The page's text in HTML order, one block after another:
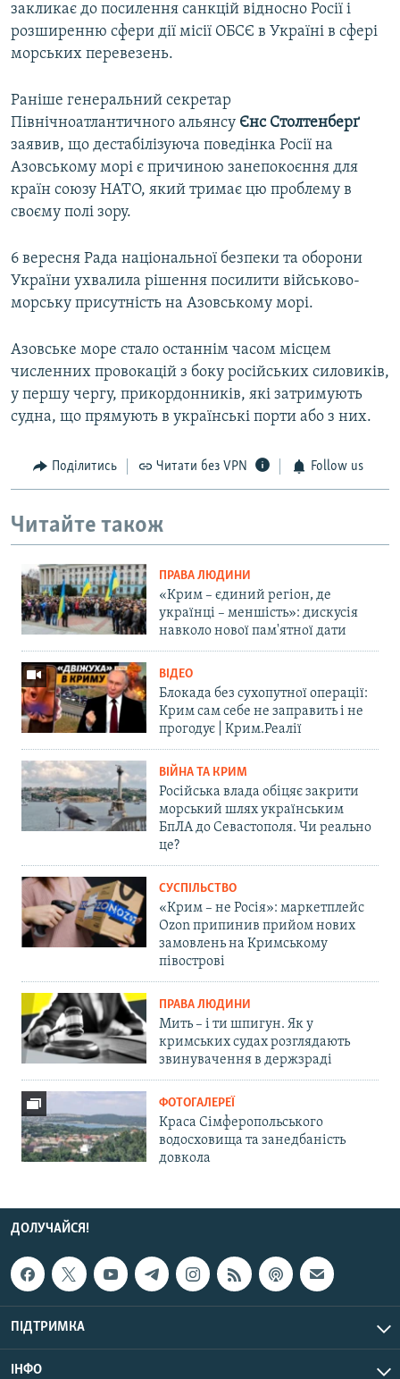
закликає до посилення санкцій відносно Росії і
розширенню сфери дії місії ОБСЄ в Україні в сфері
морських перевезень.
Раніше генеральний секретар
Північноатлантичного альянсу Єнс Столтенберґ
заявив, що дестабілізуюча поведінка Росії на
Азовському морі є причиною занепокоєння для
країн союзу НАТО, який тримає цю проблему в
своєму полі зору.
6 вересня Рада національної безпеки та оборони
України ухвалила рішення посилити військово-
морську присутність на Азовському морі.
Азовське море стало останнім часом місцем
численних провокацій з боку російських силовиків,
у першу чергу, прикордонників, які затримують
судна, що прямують в українські порти або з них.
Поділитись Читати без VPN Follow us
Читайте також
ПРАВА ЛЮДИНИ
«Крим – єдиний регіон, де
українці – меншість»: дискусія
навколо нової пам'ятної дати
ВІДЕО
Блокада без сухопутної операції:
Крим сам себе не заправить і не
прогодує | Крим.Реалії
ВІЙНА ТА КРИМ
Російська влада обіцяє закрити
морський шлях українським
БпЛА до Севастополя. Чи реально
це?
СУСПІЛЬСТВО
«Крим – не Росія»: маркетплейс
Ozon припинив прийом нових
замовлень на Кримському
півострові
ПРАВА ЛЮДИНИ
Мить – і ти шпигун. Як у
кримських судах розглядають
звинувачення в держзраді
ФОТОГАЛЕРЕЇ
Краса Сімферопольського
водосховища та занедбаність
довкола
ДОЛУЧАЙСЯ!
ПІДТРИМКА
ІНФО